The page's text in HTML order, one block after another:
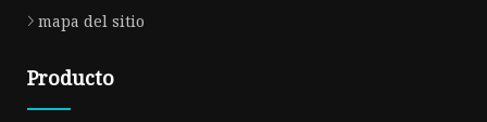
mapa del sitio
Producto